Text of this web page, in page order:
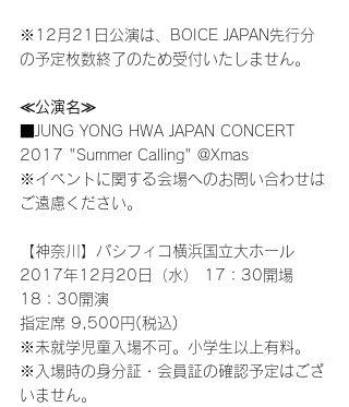
※12月21日公演は、BOICE JAPAN先行分
の予定枚数終了のため受付いたしません。
≪公演名≫
■JUNG YONG HWA JAPAN CONCERT
2017 "Summer Calling" @Xmas
※イベントに関する会場へのお問い合わせは
ご遠慮ください。
【神奈川】パシフィコ横浜国立大ホール
2017年12月20日（水） 17：30開場
18：30開演
指定席 9,500円(税込)
※未就学児童入場不可。小学生以上有料。
※入場時の身分証・会員証の確認予定はござ
いません。